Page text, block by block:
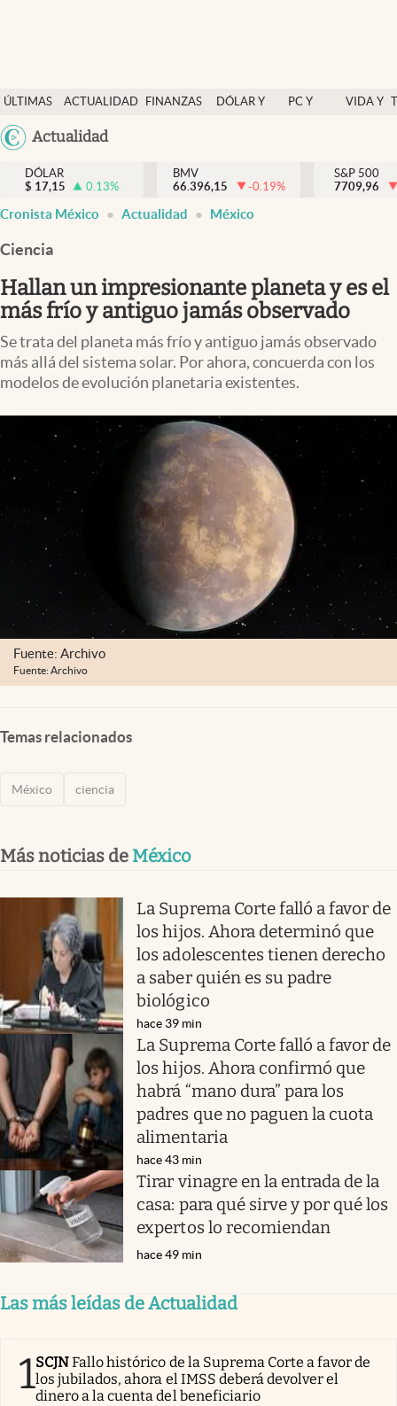
ÚLTIMAS
NOTICIAS
ACTUALIDAD
FINANZAS
DÓLAR Y
PC Y
VIDA Y
México
Actualidad
Actualidad
Finanzas y economía
Dólar y mercados
Pc y celular
Vida y estilo
Espiritualidad
Mediakit
abre en nueva pestaña
DÓLAR
$ 17,15 0.13%
BMV
66.396,15
-0.19%
S&P 500
7709,96
Cronista México Actualidad México
Ciencia
Hallan un impresionante planeta y es el
más frío y antiguo jamás observado
Se trata del planeta más frío y antiguo jamás observado
más allá del sistema solar. Por ahora, concuerda con los
modelos de evolución planetaria existentes.
Fuente: Archivo
Fuente: Archivo
Temas relacionados
México ciencia
Más noticias de México
La Suprema Corte falló a favor de
los hijos. Ahora determinó que
los adolescentes tienen derecho
a saber quién es su padre
biológico
hace 39 min
La Suprema Corte falló a favor de
los hijos. Ahora confirmó que
habrá “mano dura” para los
padres que no paguen la cuota
alimentaria
hace 43 min
Tirar vinagre en la entrada de la
casa: para qué sirve y por qué los
expertos lo recomiendan
hace 49 min
Las más leídas de Actualidad
1SCJNFallo histórico de la Suprema Corte a favor de
los jubilados, ahora el IMSS deberá devolver el
dinero a la cuenta del beneficiario